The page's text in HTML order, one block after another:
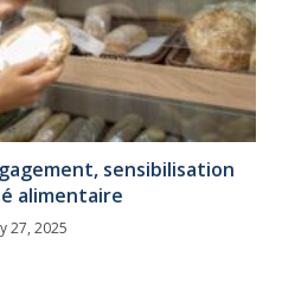
sensibilisation
alimentaire
27, 2025